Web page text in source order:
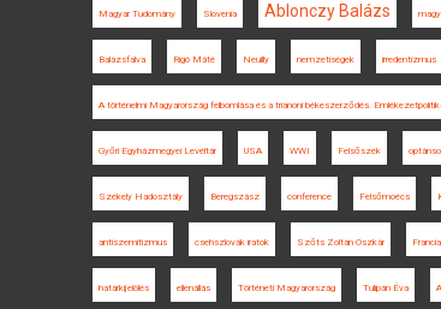
Magyar Tudomány Slovenia Ablonczy Balázs
Balázsfalva Rigó Máté Neuilly nemzetiségek irredentizmus
A történelmi Magyarország felbomlása és a trianoni békeszerződés.
Győri Egyházmegyei Levéltár USA WWI Felsőszék
Székely Hadosztály Beregszász conference Felsőmoécs
antiszemitizmus csehszlovák iratok Szőts Zoltán Oszkár
határkijelölés ellenállás Történeti Magyarország Tulipán Éva